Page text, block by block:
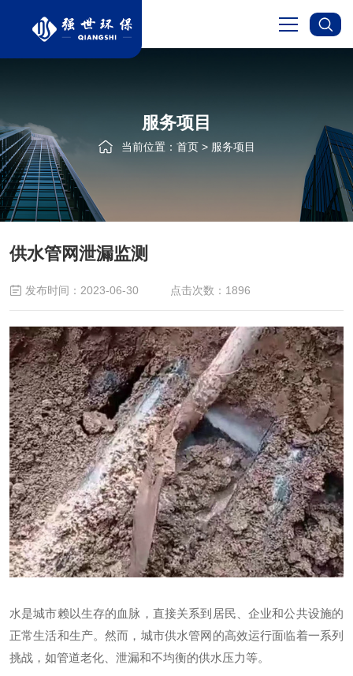
关于我们
新闻资讯
联系我们
服务项目
当前位置： 首页 > 服务项目
供水管网泄漏监测
发布时间：2023-06-30 点击次数：1896
水是城市赖以生存的血脉，直接关系到居民、企业和公共设施的
正常生活和生产。然而，城市供水管网的高效运行面临着一系列
挑战，如管道老化、泄漏和不均衡的供水压力等。